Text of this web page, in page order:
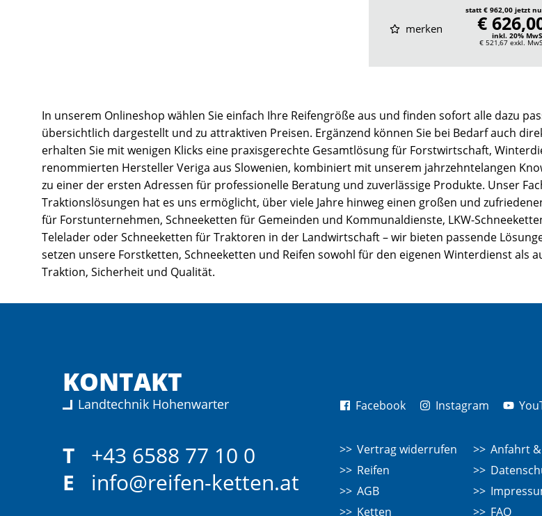
merken
statt € 962,00 jetzt
€
inkl. 20%
€ 521,67 exkl.
In unserem Onlineshop wählen Sie einfach Ihre Reifengröße aus und finden sofort alle dazu
übersichtlich dargestellt und zu attraktiven Preisen. Ergänzend können Sie bei Bedarf auch
erhalten Sie mit wenigen Klicks eine praxisgerechte Gesamtlösung für Forstwirtschaft,
renommierten Hersteller Veriga aus Slowenien, kombiniert mit unserem jahrzehntelangen
zu einer der ersten Adressen für professionelle Beratung und zuverlässige Produkte. Unser
Traktionslösungen hat es uns ermöglicht, über viele Jahre hinweg einen großen und
für Forstunternehmen, Schneeketten für Gemeinden und Kommunaldienste, LKW-
Telelader oder Schneeketten für Traktoren in der Landwirtschaft – wir bieten passende
setzen unsere Forstketten, Schneeketten und Reifen sowohl für den eigenen Winterdienst als
Traktion, Sicherheit und Qualität.
KONTAKT
Landtechnik Hohenwarter
T
+43 6588 77 10 0
E
info@reifen-ketten.at
Facebook Instagram
Vertrag widerrufen
Reifen
AGB
Ketten
Anfahrt
FAQ